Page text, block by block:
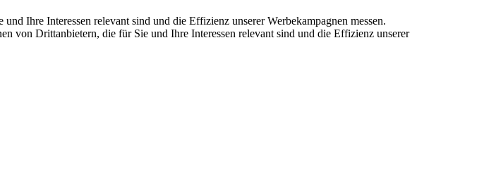
Ihre Interessen relevant sind und die Effizienz unserer Werbekampagnen messen.
von Drittanbietern, die für Sie und Ihre Interessen relevant sind und die Effizienz unserer